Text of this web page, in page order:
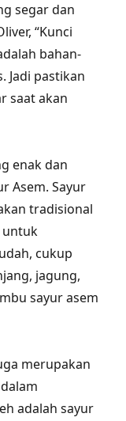
segar dan
“Kunci
bahan-
Jadi pastikan
saat akan
enak dan
Asem. Sayur
tradisional
untuk
cukup
jagung,
sayur asem
merupakan
adalah sayur